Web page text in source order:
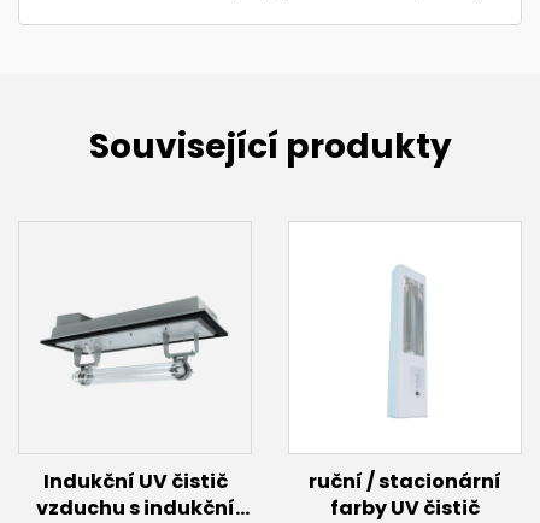
Související produkty
Indukční UV čistič
vzduchu s indukční
ruční / stacionární
farby UV čistič